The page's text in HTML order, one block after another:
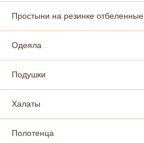
Простыни на резинке отбеленные
Одеяла
Подушки
Халаты
Полотенца